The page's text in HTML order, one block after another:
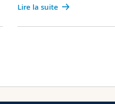
Lire la suite